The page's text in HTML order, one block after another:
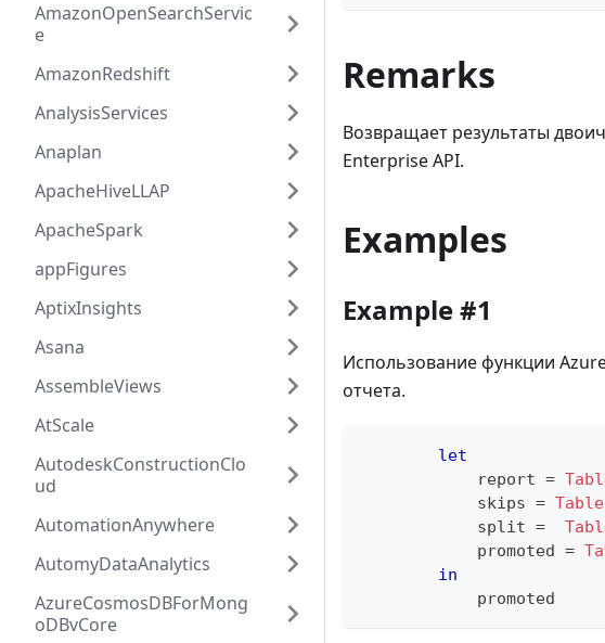
AmazonOpenSearchServic
e
AmazonRedshift
AnalysisServices
Anaplan
ApacheHiveLLAP
ApacheSpark
appFigures
AptixInsights
Asana
AssembleViews
AtScale
AutodeskConstructionClo
ud
AutomationAnywhere
AutomyDataAnalytics
AzureCosmosDBForMong
oDBvCore
Remarks
Возвращает результаты
Enterprise API.
Examples
Example #1
Использование функции
отчета.
let
            report
=
            skips
=
            split
=
            promoted
=
in
            promoted